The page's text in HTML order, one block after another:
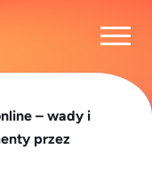
– wady i
przez